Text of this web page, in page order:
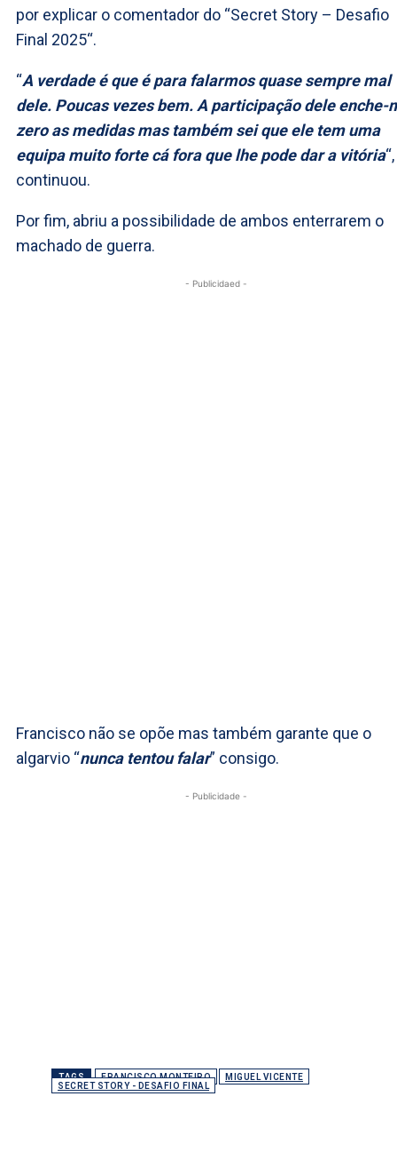
por explicar o comentador do “Secret Story – Desafio
Final 2025“.
“A verdade é que é para falarmos quase sempre mal
dele. Poucas vezes bem. A participação dele enche-
zero as medidas mas também sei que ele tem uma
equipa muito forte cá fora que lhe pode dar a vitória“,
continuou.
Por fim, abriu a possibilidade de ambos enterrarem o
machado de guerra.
- Publicidaed -
Francisco não se opõe mas também garante que o
algarvio “nunca tentou falar” consigo.
- Publicidade -
TAGS FRANCISCO MONTEIRO
MIGUEL VICENTE
SECRET STORY - DESAFIO FINAL